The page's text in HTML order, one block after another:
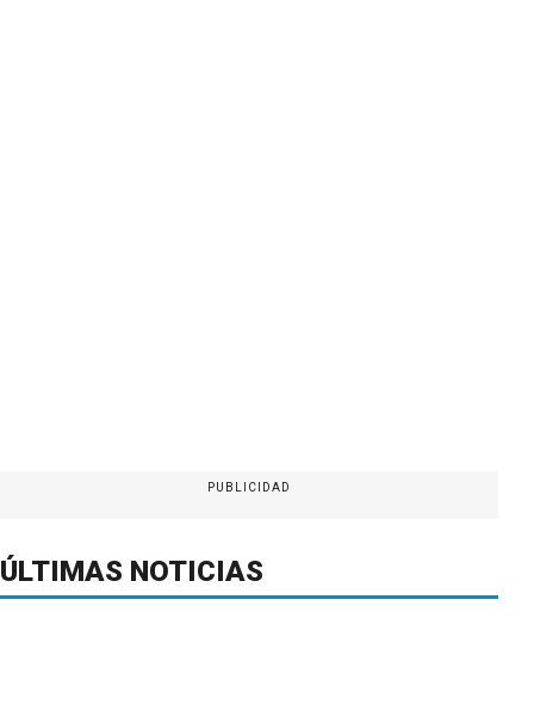
PUBLICIDAD
ÚLTIMAS NOTICIAS